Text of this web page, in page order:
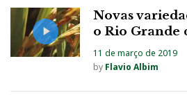
Novas
o Rio Grande
11 de março de 2019
by Flavio Albim